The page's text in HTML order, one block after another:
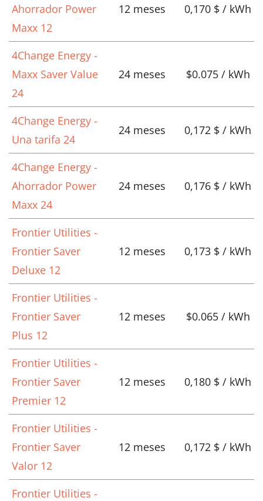
Ahorrador Power
Maxx 12
12 meses 0,170 $ / kWh
4Change Energy -
Maxx Saver Value
24
24 meses $0.075 / kWh
4Change Energy -
Una tarifa 24
24 meses 0,172 $ / kWh
4Change Energy -
Ahorrador Power
Maxx 24
24 meses 0,176 $ / kWh
Frontier Utilities -
Frontier Saver
Deluxe 12
12 meses 0,173 $ / kWh
Frontier Utilities -
Frontier Saver
Plus 12
12 meses $0.065 / kWh
Frontier Utilities -
Frontier Saver
Premier 12
12 meses 0,180 $ / kWh
Frontier Utilities -
Frontier Saver
Valor 12
12 meses 0,172 $ / kWh
Frontier Utilities -